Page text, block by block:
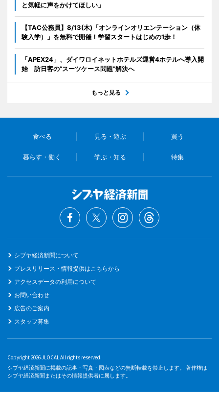
と気軽に声をかけてほしい」
【TAC公務員】8/13(木)「オンラインオリエンテーション（体
験入学）」を無料で開催！学習スタートはじめの1歩！
「APEX24」、ダイワロイネットホテルズ運営4ホテルへ導入開
始 訪日客の“スーツケース問題”解決へ
もっと見る
食べる 見る・遊ぶ 買う
暮らす・働く 学ぶ・知る 特集
シブヤ経済新聞について
プレスリリース・情報提供はこちらから
アクセスデータの利用について
お問い合わせ
広告のご案内
スタッフ募集
Copyright 2026 JLOCAL All rights reserved.
シブヤ経済新聞に掲載の記事・写真・図表などの無断転載を禁止します。 著作権は
シブヤ経済新聞またはその情報提供者に属します。